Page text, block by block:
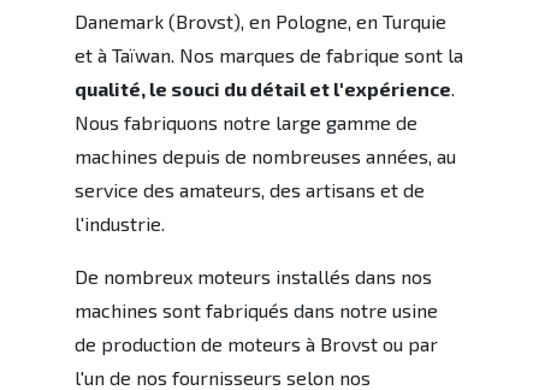
Danemark (Brovst), en Pologne, en Turquie
et à Taïwan. Nos marques de fabrique sont la
qualité, le souci du détail et l'expérience
Nous fabriquons notre large gamme de
machines depuis de nombreuses années, au
service des amateurs, des artisans et de
l'industrie.
De nombreux moteurs installés dans nos
machines sont fabriqués dans notre usine
de production de moteurs à Brovst ou par
l'un de nos fournisseurs selon nos